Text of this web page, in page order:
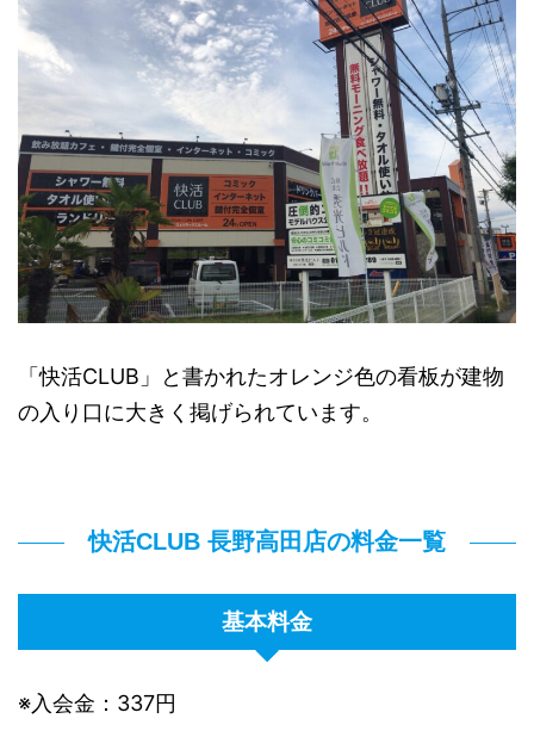
「快活CLUB」と書かれたオレンジ色の看板が建物
の入り口に大きく掲げられています。
快活CLUB 長野高田店の料金一覧
基本料金
※入会金：337円